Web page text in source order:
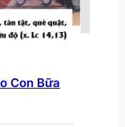
Con Bữa